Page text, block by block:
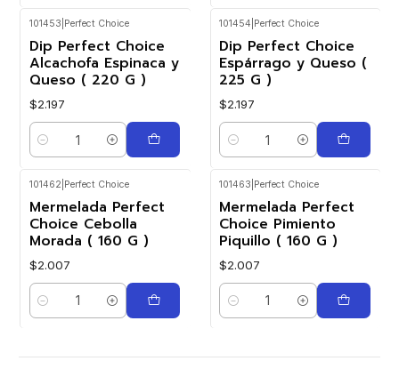
101453 Perfect Choice
Dip Perfect Choice
Alcachofa Espinaca y
Queso ( 220 G )
$2.197
Cantidad
101454 Perfect Choice
Dip Perfect Choice
Espárrago y Queso (
225 G )
$2.197
Cantidad
101462 Perfect Choice
Mermelada Perfect
Choice Cebolla
Morada ( 160 G )
$2.007
Cantidad
101463 Perfect Choice
Mermelada Perfect
Choice Pimiento
Piquillo ( 160 G )
$2.007
Cantidad